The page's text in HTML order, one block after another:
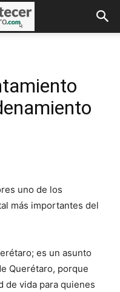
uno de los
más importantes del
es un asunto
Querétaro, porque
de vida para quienes